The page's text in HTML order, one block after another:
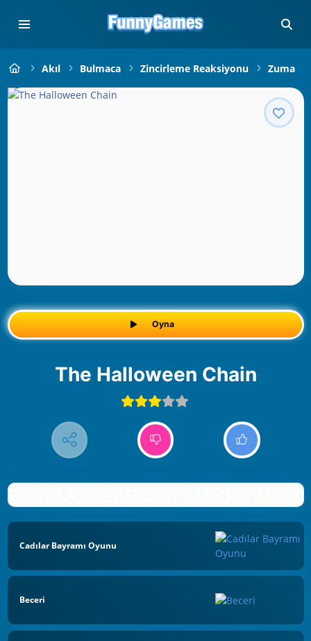
Akıl Bulmaca Zincirleme Reaksiyonu Zuma
Oyna
The Halloween Chain
Cadılar Bayramı Oyunu
Beceri